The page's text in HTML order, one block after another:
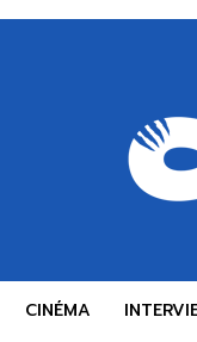
CINÉMA